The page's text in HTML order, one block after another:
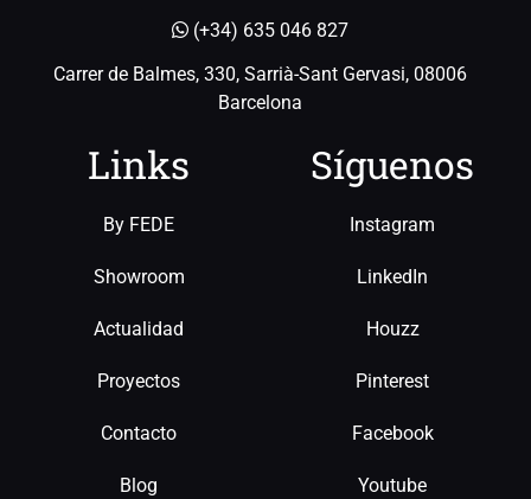
(+34) 635 046 827
Carrer de Balmes, 330, Sarrià-Sant Gervasi, 08006
Barcelona
Links
By FEDE
Showroom
Actualidad
Proyectos
Contacto
Blog
Síguenos
Instagram
LinkedIn
Houzz
Pinterest
Facebook
Youtube